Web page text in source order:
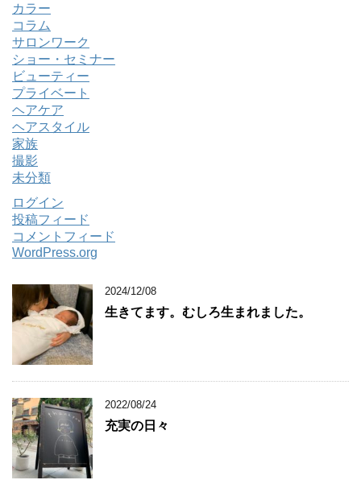
カラー
コラム
サロンワーク
ショー・セミナー
ビューティー
プライベート
ヘアケア
ヘアスタイル
家族
撮影
未分類
ログイン
投稿フィード
コメントフィード
WordPress.org
2024/12/08
生きてます。むしろ生まれました。
2022/08/24
充実の日々